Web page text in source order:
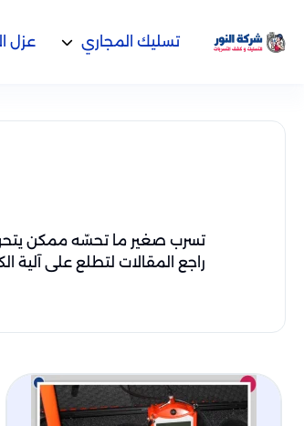
تسليك المجاري عزل
تسرب صغير ما تحسّه ممكن يتحول
راجع المقالات لتطلع على